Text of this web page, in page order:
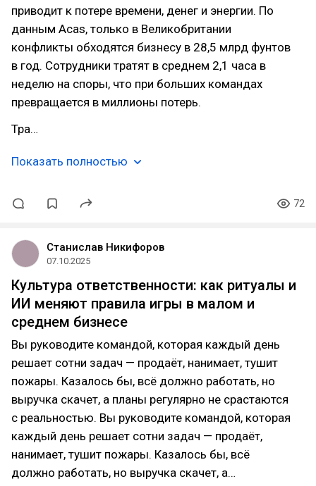
приводит к потере времени, денег и энергии. По
данным Acas, только в Великобритании
конфликты обходятся бизнесу в 28,5 млрд фунтов
в год. Сотрудники тратят в среднем 2,1 часа в
неделю на споры, что при больших командах
превращается в миллионы потерь.
Тра…
Показать полностью
72
Станислав Никифоров
07.10.2025
Культура ответственности: как ритуалы и
ИИ меняют правила игры в малом и
среднем бизнесе
Вы руководите командой, которая каждый день
решает сотни задач — продаёт, нанимает, тушит
пожары. Казалось бы, всё должно работать, но
выручка скачет, а планы регулярно не срастаются
с реальностью. Вы руководите командой, которая
каждый день решает сотни задач — продаёт,
нанимает, тушит пожары. Казалось бы, всё
должно работать, но выручка скачет, а…